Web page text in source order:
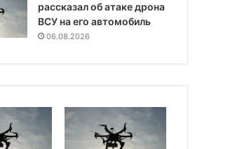
рассказал об атаке дрона
ВСУ на его автомобиль
06.08.2026